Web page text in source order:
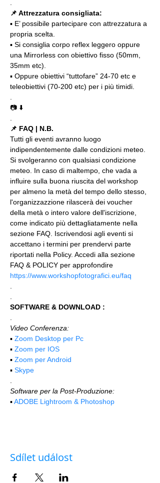
📌 Attrezzatura consigliata:
▪️ E’ possibile partecipare con attrezzatura a
propria scelta.
▪️ Si consiglia corpo reflex leggero oppure
una Mirrorless con obiettivo fisso (50mm,
35mm etc).
▪️ Oppure obiettivi “tuttofare” 24-70 etc e
teleobiettivi (70-200 etc) per i più timidi.
📷 ⬇️
📌 FAQ | N.B.
Tutti gli eventi avranno luogo
indipendentemente dalle condizioni meteo.
Si svolgeranno con qualsiasi condizione
meteo. In caso di maltempo, che vada a
influire sulla buona riuscita del workshop
per almeno la metà del tempo dello stesso,
l'organizzazzione rilascerà dei voucher
della metà o intero valore dell'iscrizione,
come indicato più dettagliatamente nella
sezione FAQ. Iscrivendosi agli eventi si
accettano i termini per prendervi parte
riportati nella Policy. Accedi alla sezione
FAQ & POLICY per approfondire
https://www.workshopfotografici.eu/faq
SOFTWARE & DOWNLOAD :
Video Conferenza:
▪️ Zoom Desktop per Pc
▪️ Zoom per IOS
▪️ Zoom per Android
▪️ Skype
Software per la Post-Produzione:
▪️ ADOBE Lightroom & Photoshop
Sdílet událost